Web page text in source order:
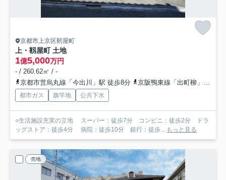
京都市上京区靭屋町
上・靱屋町 土地
1億5,000万円
- / 260.62㎡ / -
京都市営烏丸線「今出川」駅 徒歩8分
京阪鴨東線「出町柳」駅 徒歩25分
都市ガス 旗竿地 公共下水
○生活施設充実の立地 スーパー：徒歩7分 コンビニ：徒歩2分 ドラ
ッグストア：徒歩4分 病院：徒歩10分 銀行：徒歩... もっと見る
売地